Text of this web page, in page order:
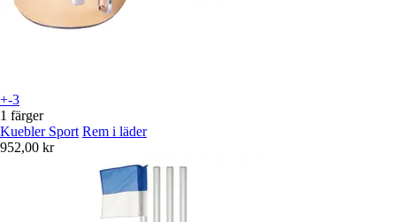
+-3
1 färger
Kuebler Sport Rem i läder
952,00 kr